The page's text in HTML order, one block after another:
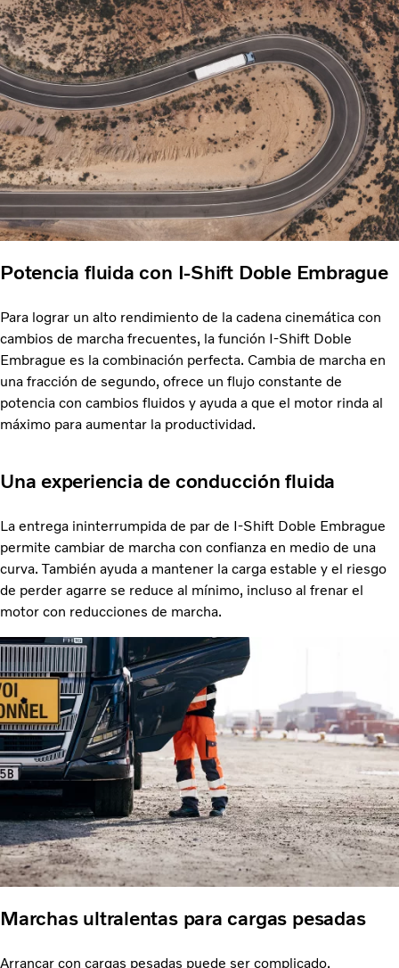
Potencia fluida con I-Shift Doble Embrague
Para lograr un alto rendimiento de la cadena cinemática con
cambios de marcha frecuentes, la función I-Shift Doble
Embrague es la combinación perfecta. Cambia de marcha en
una fracción de segundo, ofrece un flujo constante de
potencia con cambios fluidos y ayuda a que el motor rinda al
máximo para aumentar la productividad.
Una experiencia de conducción fluida
La entrega ininterrumpida de par de I-Shift Doble Embrague
permite cambiar de marcha con confianza en medio de una
curva. También ayuda a mantener la carga estable y el riesgo
de perder agarre se reduce al mínimo, incluso al frenar el
motor con reducciones de marcha.
Marchas ultralentas para cargas pesadas
Arrancar con cargas pesadas puede ser complicado,